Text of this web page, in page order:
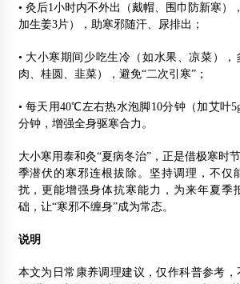
• 灸后1小时内不外出（戴帽、围巾防新寒）
加生姜3片），助寒邪随汗、尿排出；
• 大小寒期间少吃生冷（如水果、凉菜）
肉、桂圆、韭菜），避免“二次引寒”；
• 每天用40℃左右热水泡脚10分钟（加艾叶
分钟，增强全身驱寒合力。
大小寒用泰和灸“夏病冬治”，正是借极寒时
季潜伏的寒邪连根拔除。坚持调理，不仅
扰，更能增强身体抗寒能力，为来年夏季
础，让“寒邪不缠身”成为常态。
说明
本文为日常康养调理建议，仅作科普参考